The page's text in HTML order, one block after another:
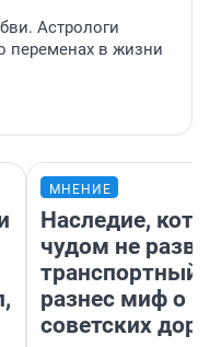
Астрологи
переменах в жизни
МНЕНИЕ
Наследие,
чудом не
транспортный
разнес миф о
советских